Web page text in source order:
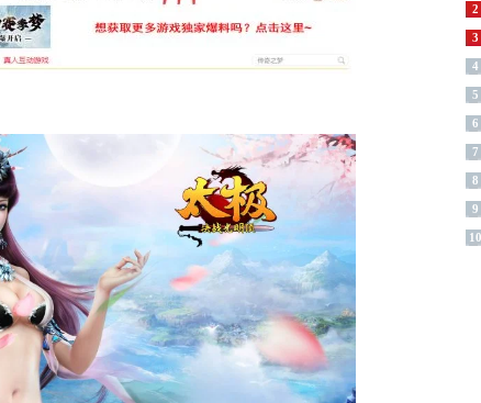
2
3
4
5
6
7
8
9
10